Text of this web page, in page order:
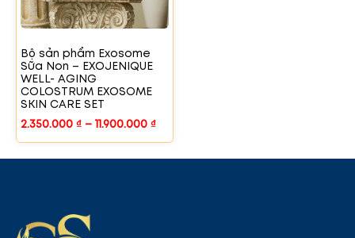
Bộ sản phẩm Exosome
Sữa Non – EXOJENIQUE
WELL- AGING
COLOSTRUM EXOSOME
SKIN CARE SET
2.350.000 ₫ – 11.900.000 ₫